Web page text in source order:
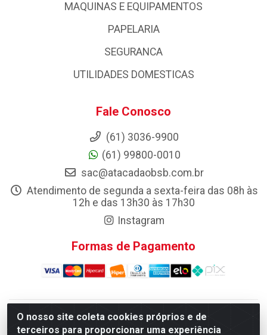
O nosso site coleta cookies próprios e de
terceiros para proporcionar uma experiência
MAQUINAS E EQUIPAMENTOS
PAPELARIA
SEGURANCA
UTILIDADES DOMESTICAS
Fale Conosco
(61) 3036-9900
(61) 99800-0010
sac@atacadaobsb.com.br
Atendimento de segunda a sexta-feira das 08h às
12h e das 13h30 às 17h30
Instagram
Formas de Pagamento
Atacadao da Limpeza F. Pereira Queiroz Comercio e
Distribuicao LTDA - Quadra Qi 10 Lotes 39 e, 41 - Setor